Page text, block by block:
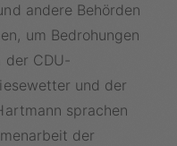
andere Behörden
um Bedrohungen
der CDU-
und der
sprachen
der